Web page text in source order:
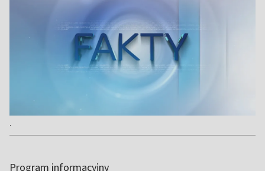
.
Program informacyjny